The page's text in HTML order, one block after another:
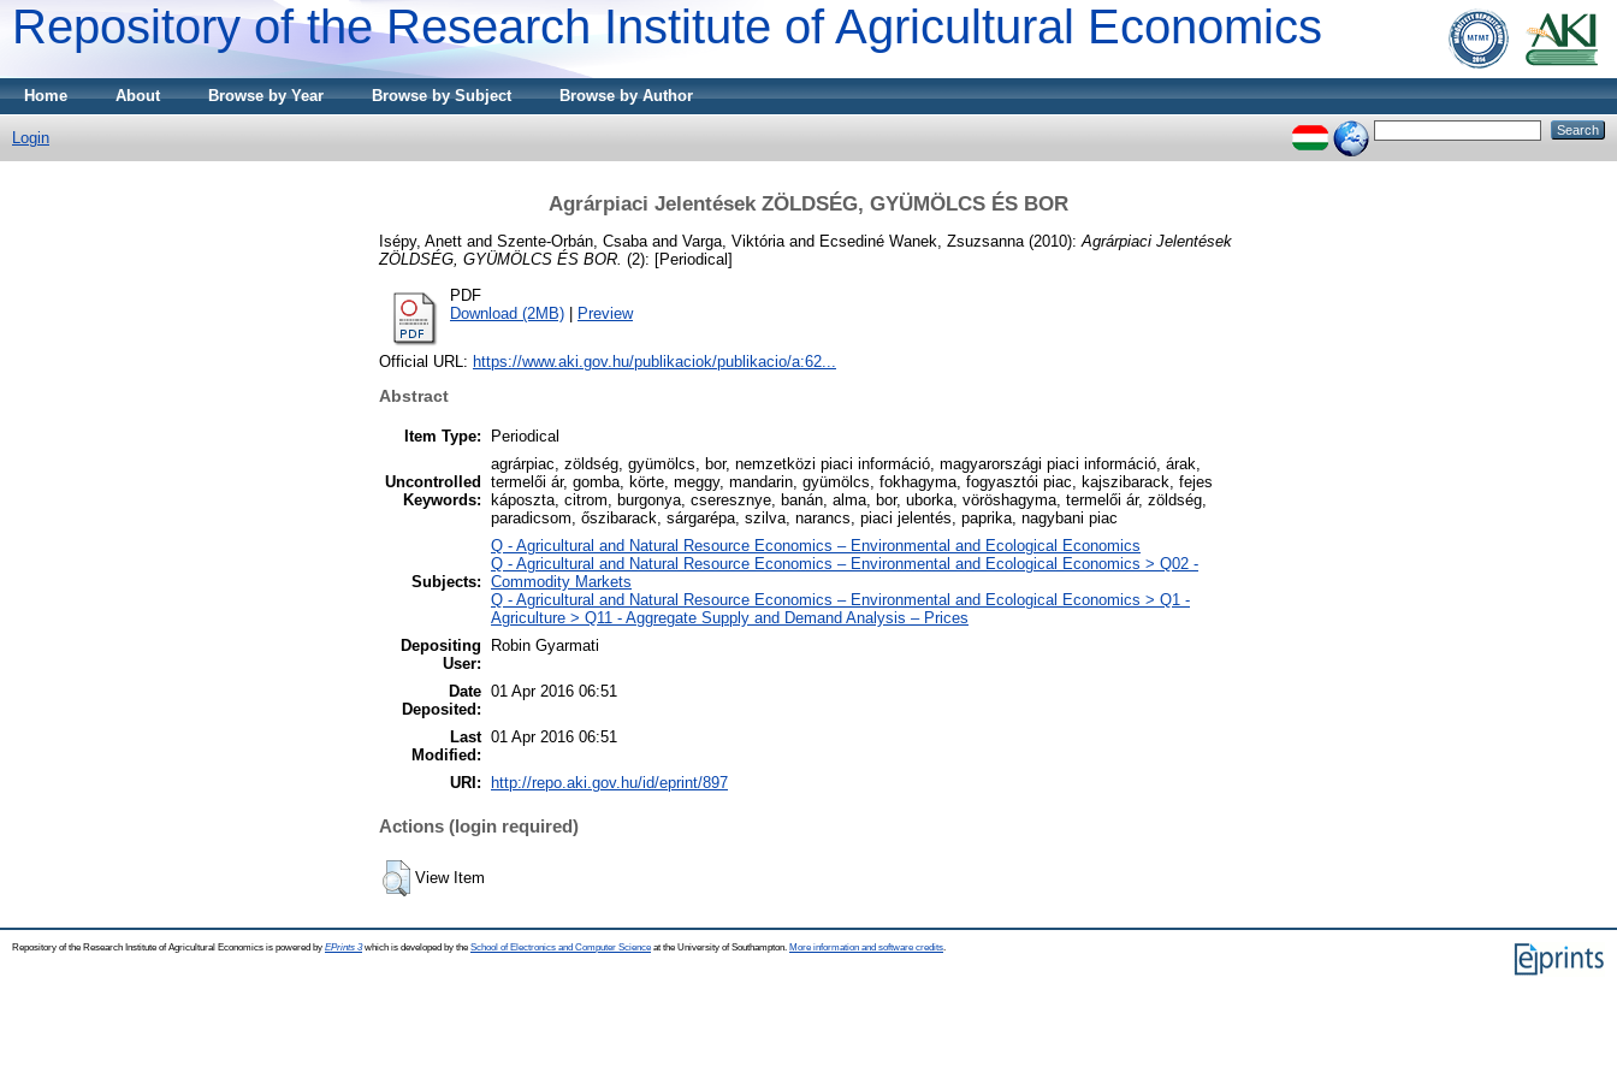
Repository of the Research Institute of Agricultural Economics
Home About Browse by Year Browse by Subject Browse by Author
Login
Agrárpiaci Jelentések ZÖLDSÉG, GYÜMÖLCS ÉS BOR
Isépy, Anett and Szente-Orbán, Csaba and Varga, Viktória and Ecsediné Wanek, Zsuzsanna (2010): Agrárpiaci Jelentések
ZÖLDSÉG, GYÜMÖLCS ÉS BOR. (2): [Periodical]
PDF
Download (2MB)
Preview
Official URL: https://www.aki.gov.hu/publikaciok/publikacio/a:62...
Abstract
Item Type: Periodical
Uncontrolled
Keywords:
agrárpiac, zöldség, gyümölcs, bor, nemzetközi piaci információ, magyarországi piaci információ, árak,
termelői ár, gomba, körte, meggy, mandarin, gyümölcs, fokhagyma, fogyasztói piac, kajszibarack, fejes
káposzta, citrom, burgonya, cseresznye, banán, alma, bor, uborka, vöröshagyma, termelői ár, zöldség,
paradicsom, őszibarack, sárgarépa, szilva, narancs, piaci jelentés, paprika, nagybani piac
Subjects:
Q - Agricultural and Natural Resource Economics – Environmental and Ecological Economics
Q - Agricultural and Natural Resource Economics – Environmental and Ecological Economics > Q02 -
Commodity Markets
Q - Agricultural and Natural Resource Economics – Environmental and Ecological Economics > Q1 -
Agriculture > Q11 - Aggregate Supply and Demand Analysis – Prices
Depositing
User:
Robin Gyarmati
Date
Deposited:
01 Apr 2016 06:51
Last
Modified:
01 Apr 2016 06:51
URI: http://repo.aki.gov.hu/id/eprint/897
Actions (login required)
View Item
Repository of the Research Institute of Agricultural Economics is powered by EPrints 3which is developed by the School of Electronics and Computer Science at the University of Southampton. More information and software credits